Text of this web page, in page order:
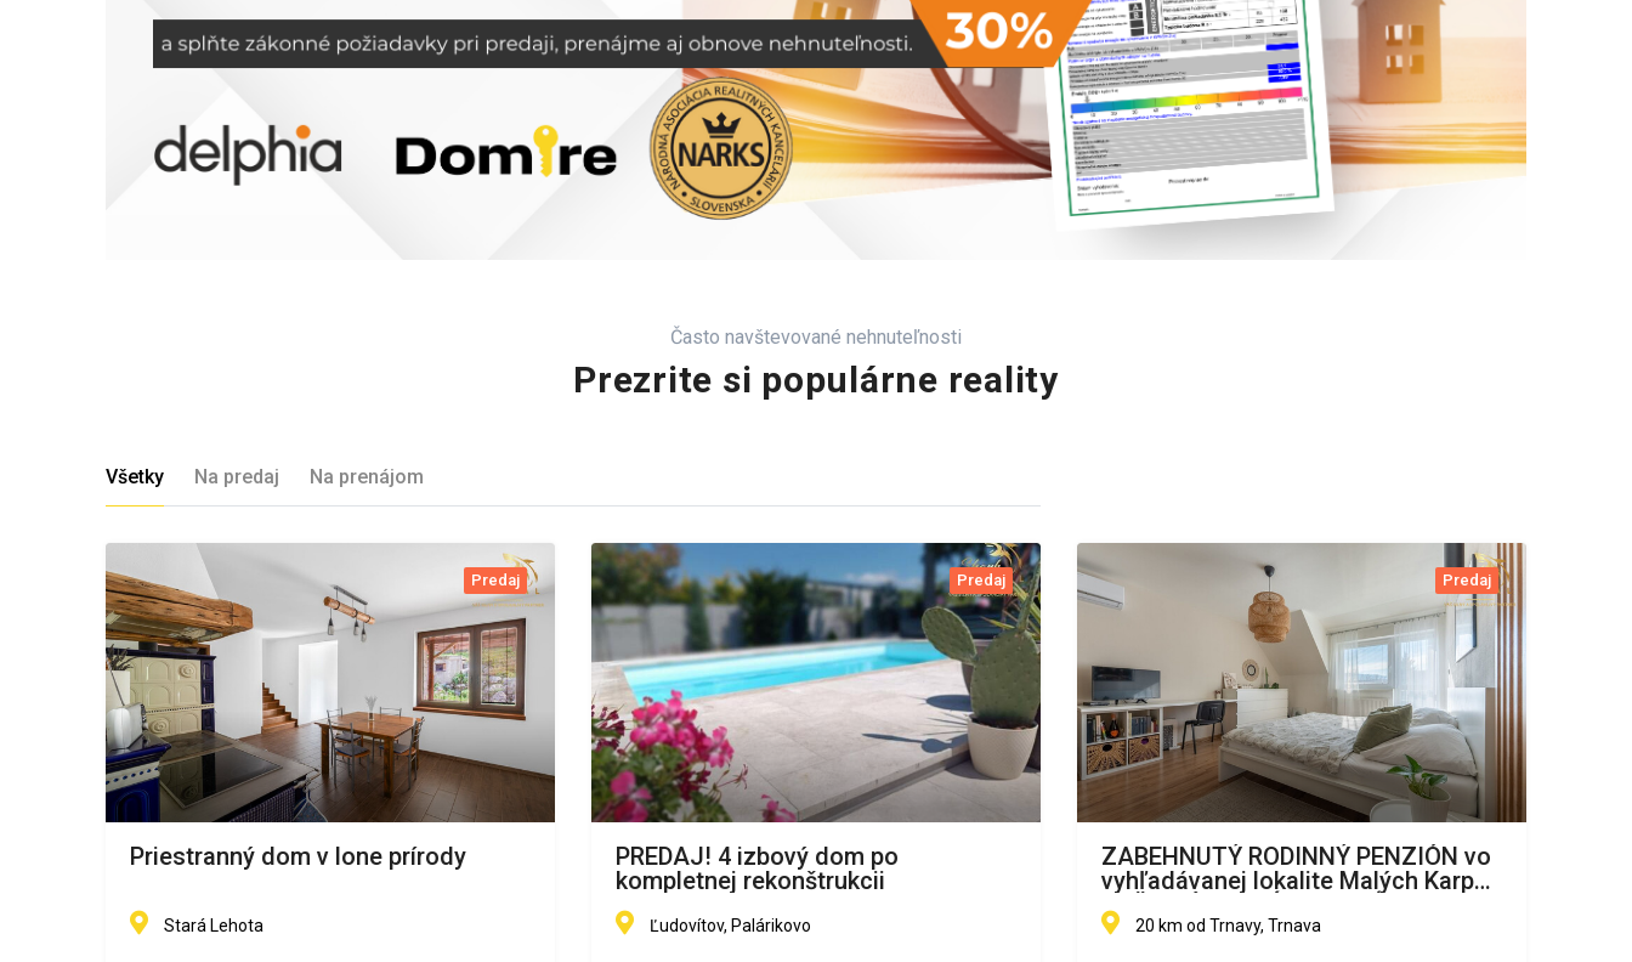
Často navštevované nehnuteľnosti
Prezrite si populárne reality
Všetky Na predaj Na prenájom
Predaj
Priestranný dom v lone prírody
Stará Lehota
Predaj
PREDAJ! 4 izbový dom po
kompletnej rekonštrukcii
Ľudovítov, Palárikovo
Predaj
ZABEHNUTÝ RODINNÝ PENZIÓN vo
vyhľadávanej lokalite Malých Karpát,
VAŠA VÝHODNÁ INVESTÍCIA DO
BUDÚCNOSTI
20 km od Trnavy, Trnava